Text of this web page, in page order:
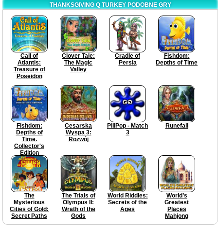
THANKSGIVING Q TURKEY PODOBNE GRY
Call of
Atlantis:
Treasure of
Poseidon
Clover Tale:
The Magic
Valley
Cradle of
Persia
Fishdom:
Depths of Time
Fishdom:
Depths of
Time.
Collector's
Edition
Cesarska
Wyspa 3:
Rozwój
PillPop - Match
3
Runefall
The
Mysterious
Cities of Gold:
Secret Paths
The Trials of
Olympus II:
Wrath of the
Gods
World Riddles:
Secrets of the
Ages
World’s
Greatest
Places
Mahjong